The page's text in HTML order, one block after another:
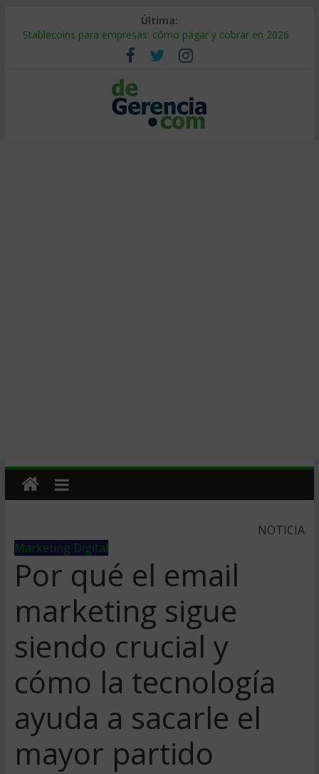
Última:
Stablecoins para empresas: cómo pagar y cobrar en 2026
Despido silencioso: qué es y por qué sale tan caro
IA en selección de personal: cómo auditarla a tiempo
Trabajo forzoso en la cadena de suministro: qué hacer
Mercado hispano de EE. UU.: cómo segmentarlo y venderle
NOTICIA
Marketing Digital
Por qué el email
marketing sigue
siendo crucial y
cómo la tecnología
ayuda a sacarle el
mayor partido